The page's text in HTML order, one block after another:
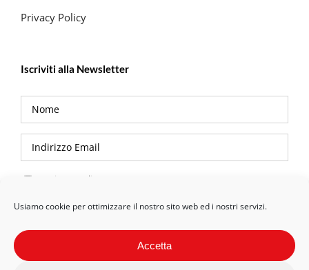
Usiamo cookie per ottimizzare il nostro sito web ed i nostri servizi.
Accetta
Privacy Policy
Iscriviti alla Newsletter
Privacy Policy